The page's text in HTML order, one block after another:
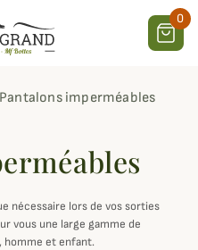
0
Pantalons imperméables
nécessaire lors de vos sorties
vous une large gamme de
homme et enfant.